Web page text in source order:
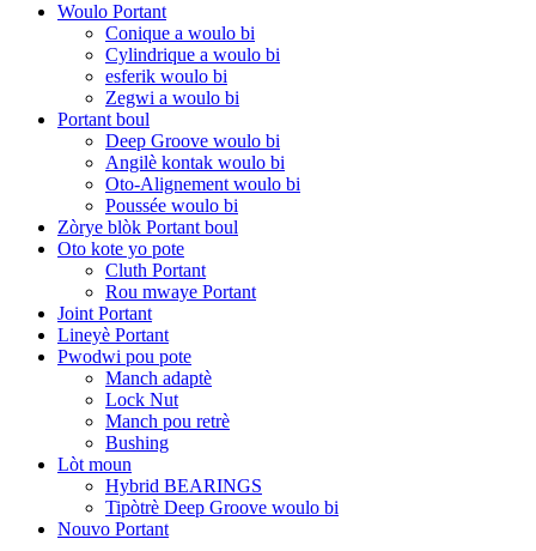
Woulo Portant
Conique a woulo bi
Cylindrique a woulo bi
esferik woulo bi
Zegwi a woulo bi
Portant boul
Deep Groove woulo bi
Angilè kontak woulo bi
Oto-Alignement woulo bi
Poussée woulo bi
Zòrye blòk Portant boul
Oto kote yo pote
Cluth Portant
Rou mwaye Portant
Joint Portant
Lineyè Portant
Pwodwi pou pote
Manch adaptè
Lock Nut
Manch pou retrè
Bushing
Lòt moun
Hybrid BEARINGS
Tipòtrè Deep Groove woulo bi
Nouvo Portant